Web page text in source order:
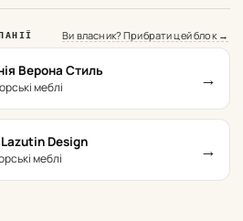
Ви власник? Прибрати цей блок →
Верона Стиль
меблі →
Design
меблі →